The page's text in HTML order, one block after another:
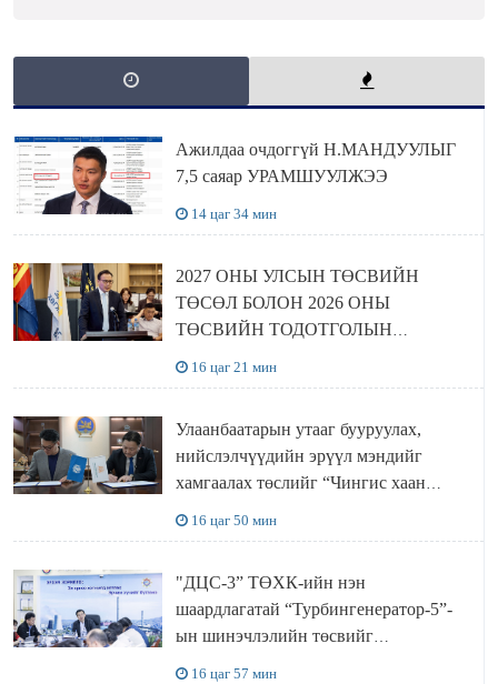
Ажилдаа очдоггүй Н.МАНДУУЛЫГ
7,5 саяар УРАМШУУЛЖЭЭ
14 цаг 34 мин
2027 ОНЫ УЛСЫН ТӨСВИЙН
ТӨСӨЛ БОЛОН 2026 ОНЫ
ТӨСВИЙН ТОДОТГОЛЫН
16 цаг 21 мин
Улаанбаатарын утааг бууруулах,
нийслэлчүүдийн эрүүл мэндийг
хамгаалах төслийг “Чингис хаан
16 цаг 50 мин
"ДЦС-3” ТӨХК-ийн нэн
шаардлагатай “Турбингенератор-5”-
ын шинэчлэлийн төсвийг
16 цаг 57 мин